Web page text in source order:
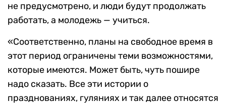
не предусмотрено, и люди будут продолжать
работать, а молодежь — учиться.
«Соответственно, планы на свободное время в
этот период ограничены теми возможностями,
которые имеются. Может быть, чуть пошире
надо сказать. Все эти истории о
празднованиях, гуляниях и так далее относятся